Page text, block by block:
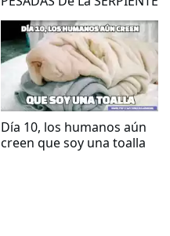
Día 10, los humanos aún
creen que soy una toalla